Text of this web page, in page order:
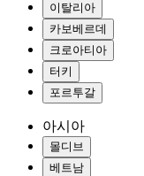
이탈리아
카보베르데
크로아티아
터키
포르투갈
아시아
몰디브
베트남